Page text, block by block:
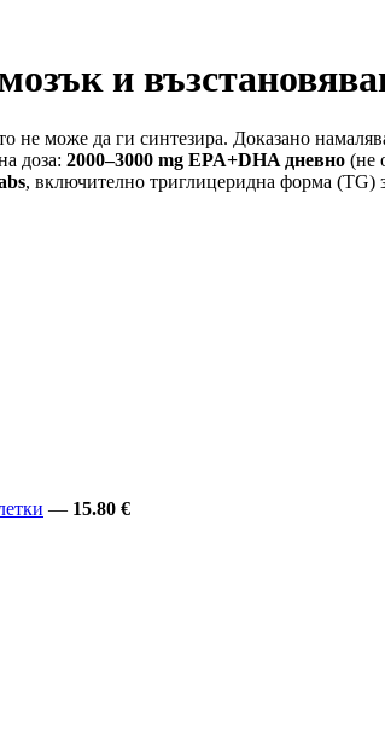
и
не може да ги синтезира. Доказано
доза: 2000–3000 mg EPA+DHA дневно (не
, включително триглицеридна форма (TG)
— 15.80 €